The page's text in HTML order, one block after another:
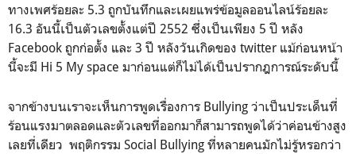
ทางเพศร้อยละ 5.3 ถูกบันทึกและเผยแพร่ข้อมูลออนไลน์ร้อยละ
16.3 อันนี้เป็นตัวเลขตั้งแต่ปี 2552 ซึ่งเป็นเพียง 5 ปี หลัง
Facebook ถูกก่อตั้ง และ 3 ปี หลังวันเกิดของ twitter แม้ก่อนหน้า
นี้จะมี Hi 5 My space มาก่อนแต่ก็ไม่ได้เป็นปรากฎการณ์ระดับนี้
จากข้างบนเราจะเห็นการพูดเรื่องการ Bullying ว่าเป็นประเด็นที่
ร้อนแรงมาตลอดและตัวเลขที่ออกมาก็สามารถพูดได้ว่าค่อนข้างสูง
เลยที่เดียว พฤติกรรม Social Bullying ที่หลายคนมักไม่รู้หรอกว่า